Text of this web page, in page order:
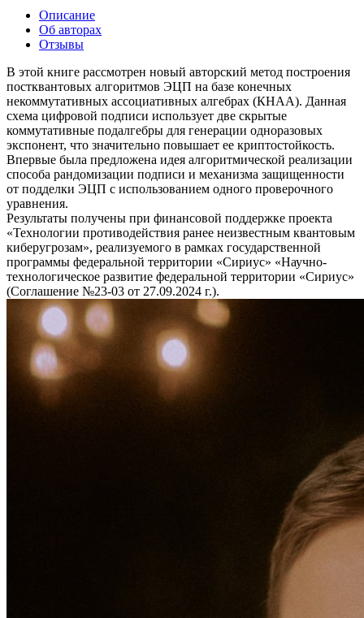
Описание
Об авторах
Отзывы
В этой книге рассмотрен новый авторский метод построения
постквантовых алгоритмов ЭЦП на базе конечных
некоммутативных ассоциативных алгебрах (КНАА). Данная
схема цифровой подписи использует две скрытые
коммутативные подалгебры для генерации одноразовых
экспонент, что значительно повышает ее криптостойкость.
Впервые была предложена идея алгоритмической реализации
способа рандомизации подписи и механизма защищенности
от подделки ЭЦП с использованием одного проверочного
уравнения.
Результаты получены при финансовой поддержке проекта
«Технологии противодействия ранее неизвестным квантовым
киберугрозам», реализуемого в рамках государственной
программы федеральной территории «Сириус» «Научно-
технологическое развитие федеральной территории «Сириус»
(Соглашение №23-03 от 27.09.2024 г.).